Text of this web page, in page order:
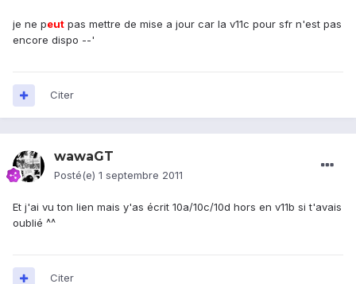
je ne peut pas mettre de mise a jour car la v11c pour sfr n'est pas
encore dispo --'
Citer
wawaGT
Posté(e) 1 septembre 2011
Et j'ai vu ton lien mais y'as écrit 10a/10c/10d hors en v11b si t'avais
oublié ^^
Citer